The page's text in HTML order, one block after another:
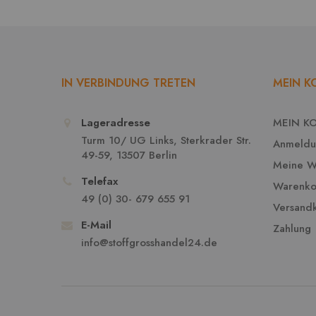
IN VERBINDUNG TRETEN
Lageradresse
Turm 10/ UG Links, Sterkrader Str.
49-59, 13507 Berlin
Telefax
49 (0) 30- 679 655 91
E-Mail
info@stoffgrosshandel24.de
MEIN
MEIN
Meine
Zahlung